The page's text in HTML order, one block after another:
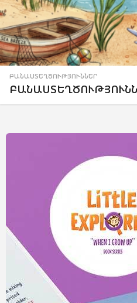
ԲԱՆԱՍՏԵՂԾՈՒԹՅՈՒՆՆԵՐ